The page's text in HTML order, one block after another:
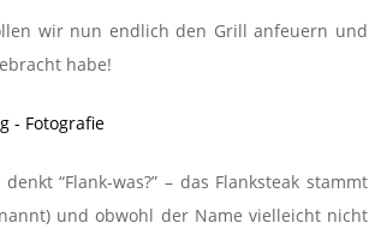
wir nun endlich den Grill anfeuern und
habe!
“Flank-was?” – das Flanksteak stammt
und obwohl der Name vielleicht nicht